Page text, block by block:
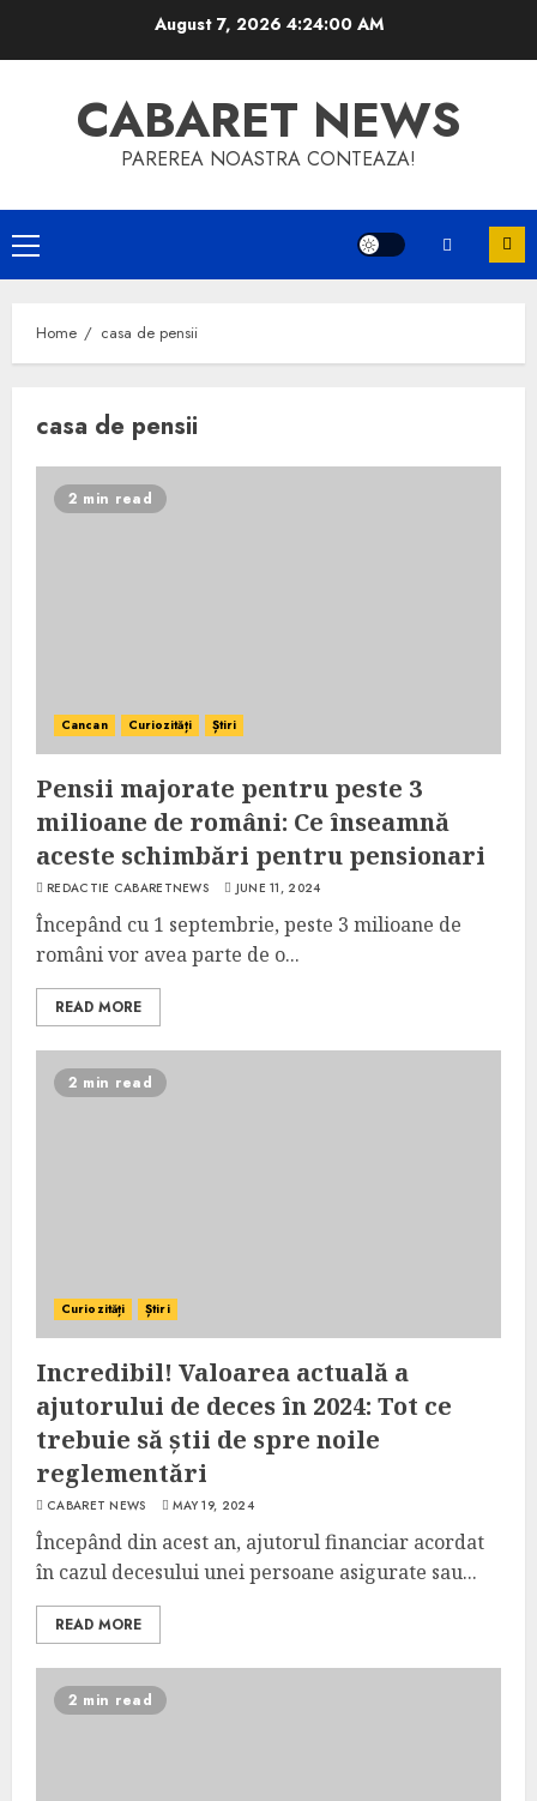
August 7, 2026 4:24:00 AM
CABARET NEWS
PAREREA NOASTRA CONTEAZA!
Primary
Menu
Home casa de pensii
casa de pensii
2 min read
Cancan Curiozități Știri
Pensii majorate pentru peste 3
milioane de români: Ce înseamnă
aceste schimbări pentru pensionari
REDACTIE CABARETNEWS JUNE 11, 2024
Începând cu 1 septembrie, peste 3 milioane de
români vor avea parte de o...
READ MORE
2 min read
Curiozități Știri
Incredibil! Valoarea actuală a
ajutorului de deces în 2024: Tot ce
trebuie să știi de spre noile
reglementări
CABARET NEWS MAY 19, 2024
Începând din acest an, ajutorul financiar acordat
în cazul decesului unei persoane asigurate sau...
READ MORE
2 min read